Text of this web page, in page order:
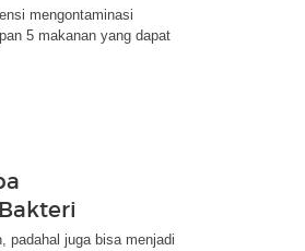
mengontaminasi
5 makanan yang dapat
padahal juga bisa menjadi